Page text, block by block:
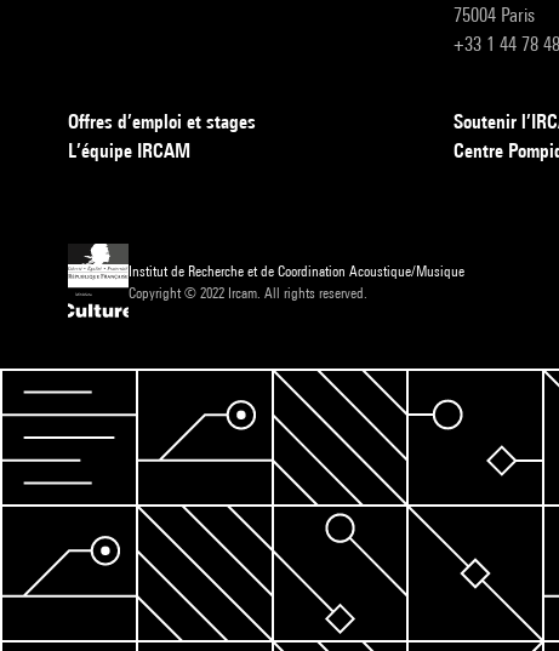
75004 Paris
+33 1 44 78
Offres d’emploi et stages
L’équipe IRCAM
Soutenir
Centre
Institut de Recherche et de Coordination Acoustique/Musique
Copyright © 2022 Ircam. All rights reserved.